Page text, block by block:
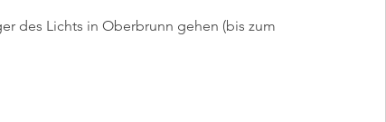
des Lichts in Oberbrunn gehen (bis zum